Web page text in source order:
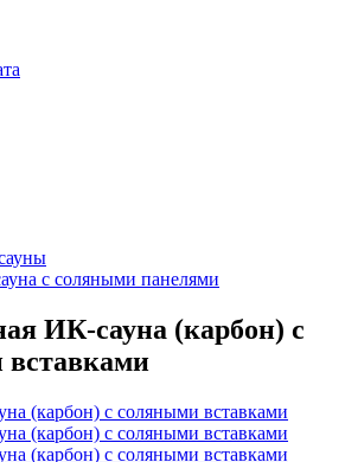
с соляными панелями
ИК-сауна (карбон) с